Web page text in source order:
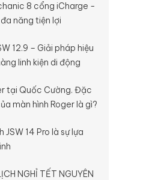
8 cổng iCharge -
năng tiện lợi
12.9 – Giải pháp hiệu
linh kiện di động
tại Quốc Cường. Đặc
màn hình Roger là gì?
JSW 14 Pro là sự lựa
NGHỈ TẾT NGUYÊN